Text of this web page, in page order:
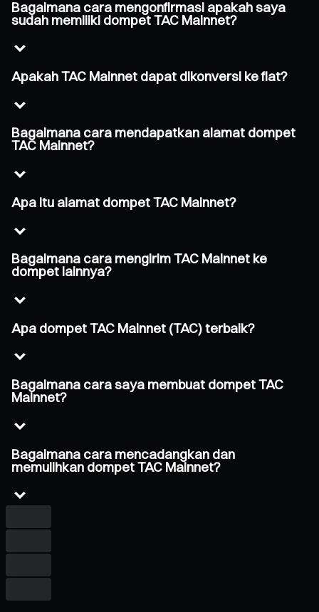
Bagaimana cara mengonfirmasi apakah saya
sudah memiliki dompet TAC Mainnet?
Apakah TAC Mainnet dapat dikonversi ke fiat?
Bagaimana cara mendapatkan alamat dompet
TAC Mainnet?
Apa itu alamat dompet TAC Mainnet?
Bagaimana cara mengirim TAC Mainnet ke
dompet lainnya?
Apa dompet TAC Mainnet (TAC) terbaik?
Bagaimana cara saya membuat dompet TAC
Mainnet?
Bagaimana cara mencadangkan dan
memulihkan dompet TAC Mainnet?